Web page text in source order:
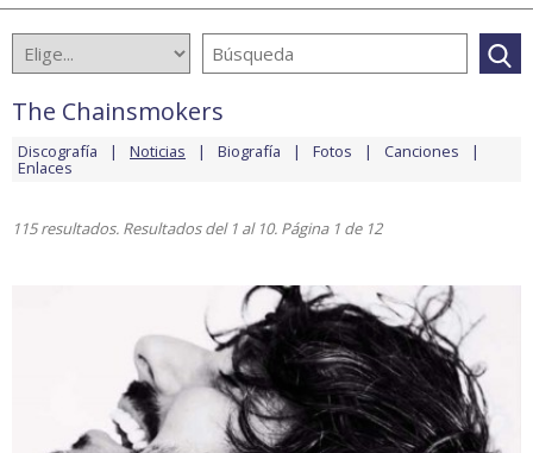
The Chainsmokers
Discografía Noticias Biografía Fotos Canciones
Enlaces
115 resultados. Resultados del 1 al 10. Página 1 de 12